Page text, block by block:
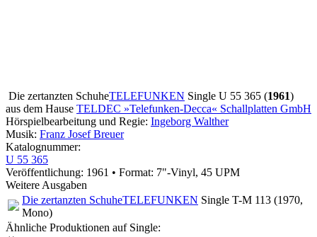
Die zertanzten SchuheTELEFUNKEN Single U 55 365 (1961)
aus dem Hause TELDEC »Telefunken-Decca« Schallplatten GmbH
Hörspielbearbeitung und Regie: Ingeborg Walther
Musik: Franz Josef Breuer
Katalognummer:
U 55 365
Veröffentlichung: 1961 • Format: 7"-Vinyl, 45 UPM
Weitere Ausgaben
Die zertanzten SchuheTELEFUNKEN Single T-M 113 (1970,
Mono)
Ähnliche Produktionen auf Single: